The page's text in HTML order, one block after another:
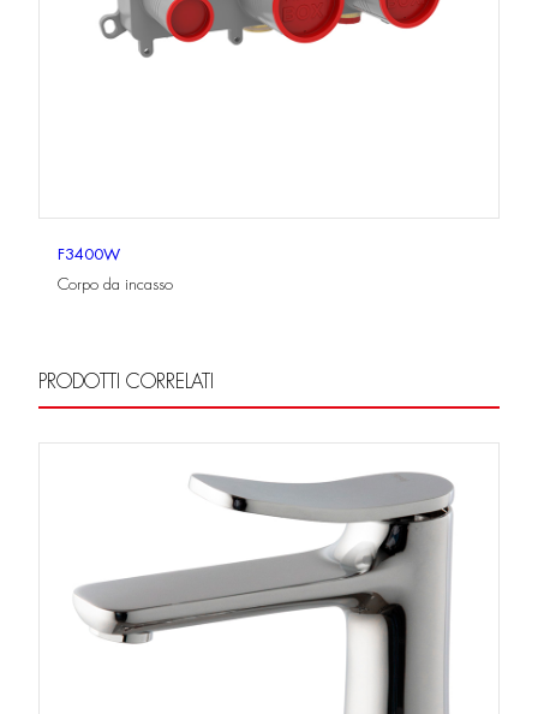
F3400W
Corpo da incasso
PRODOTTI CORRELATI